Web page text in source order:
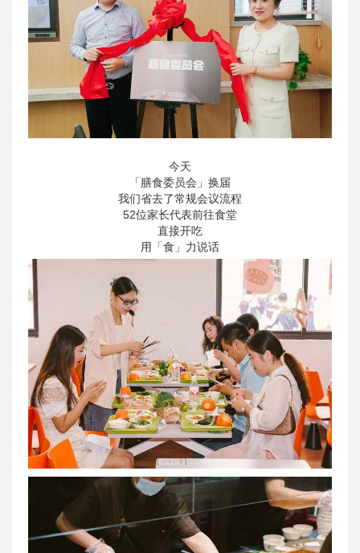
今天
「膳食委员会」换届
我们省去了常规会议流程
52位家长代表前往食堂
直接开吃
用「食」力说话